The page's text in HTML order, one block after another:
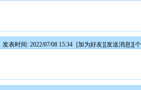
发表时间: 2022/07/08 15:34 [加为好友][发送消息][